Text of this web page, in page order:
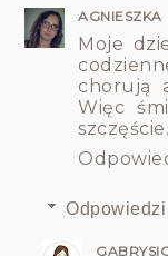
AGNIESZKA
Moje
chorują
Więc
szczęście.
Odpowiedzi